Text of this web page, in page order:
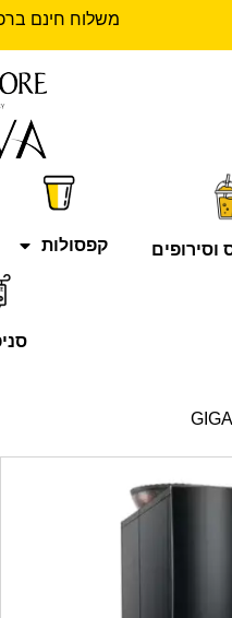
משלוח חינם
וסירופים קפסולות